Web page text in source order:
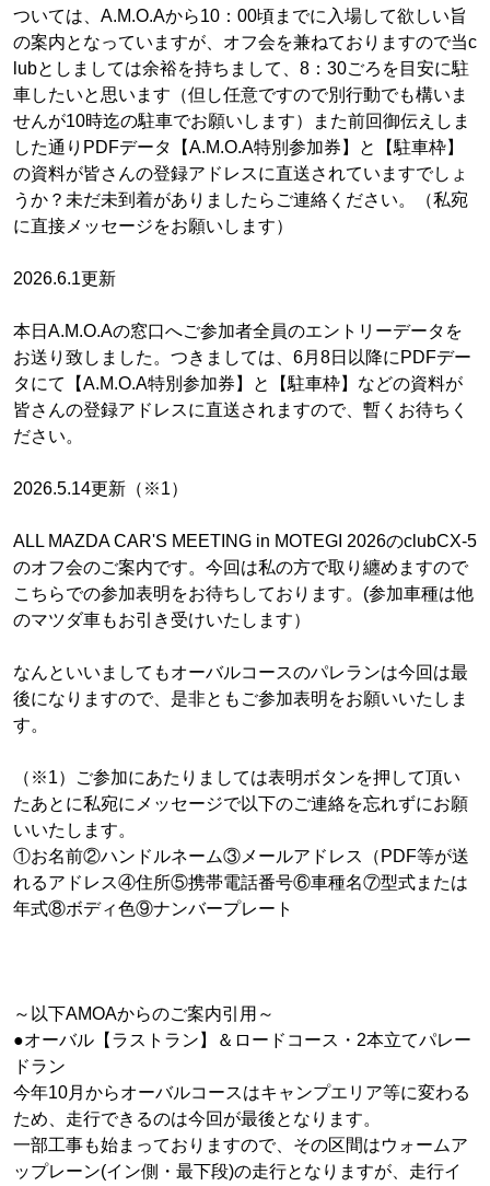
ついては、A.M.O.Aから10：00頃までに入場して欲しい旨
の案内となっていますが、オフ会を兼ねておりますので当c
lubとしましては余裕を持ちまして、8：30ごろを目安に駐
車したいと思います（但し任意ですので別行動でも構いま
せんが10時迄の駐車でお願いします）また前回御伝えしま
した通りPDFデータ【A.M.O.A特別参加券】と【駐車枠】
の資料が皆さんの登録アドレスに直送されていますでしょ
うか？未だ未到着がありましたらご連絡ください。（私宛
に直接メッセージをお願いします）
2026.6.1更新
本日A.M.O.Aの窓口へご参加者全員のエントリーデータを
お送り致しました。つきましては、6月8日以降にPDFデー
タにて【A.M.O.A特別参加券】と【駐車枠】などの資料が
皆さんの登録アドレスに直送されますので、暫くお待ちく
ださい。
2026.5.14更新（※1）
ALL MAZDA CAR'S MEETING in MOTEGI 2026のclubCX-5
のオフ会のご案内です。今回は私の方で取り纏めますので
こちらでの参加表明をお待ちしております。(参加車種は他
のマツダ車もお引き受けいたします）
なんといいましてもオーバルコースのパレランは今回は最
後になりますので、是非ともご参加表明をお願いいたしま
す。
（※1）ご参加にあたりましては表明ボタンを押して頂い
たあとに私宛にメッセージで以下のご連絡を忘れずにお願
いいたします。
①お名前②ハンドルネーム③メールアドレス（PDF等が送
れるアドレス④住所⑤携帯電話番号⑥車種名⑦型式または
年式⑧ボディ色⑨ナンバープレート
～以下AMOAからのご案内引用～
●オーバル【ラストラン】＆ロードコース・2本立てパレー
ドラン
今年10月からオーバルコースはキャンプエリア等に変わる
ため、走行できるのは今回が最後となります。
一部工事も始まっておりますので、その区間はウォームア
ップレーン(イン側・最下段)の走行となりますが、走行イ